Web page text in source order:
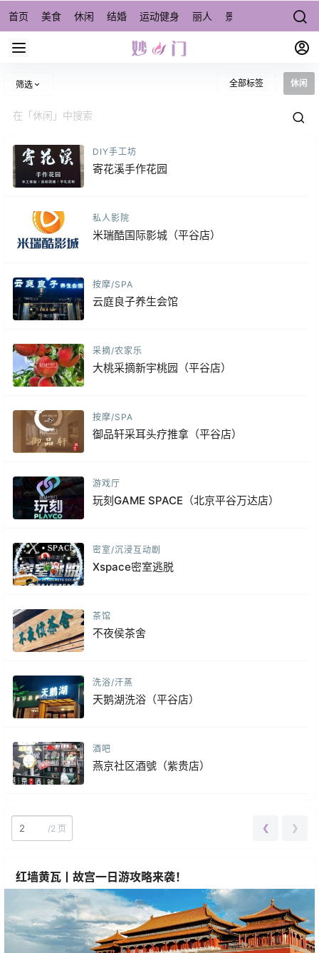
首页 美食 休闲 结婚 运动健身 丽人 景点/周边游 宠物
筛选 全部标签 休闲
DIY手工坊
寄花溪手作花园
私人影院
米瑞酷国际影城（平谷店）
按摩/SPA
云庭良子养生会馆
采摘/农家乐
大桃采摘新宇桃园（平谷店）
按摩/SPA
御品轩采耳头疗推拿（平谷店）
游戏厅
玩刻GAME SPACE（北京平谷万达店）
密室/沉浸互动剧
Xspace密室逃脱
茶馆
不夜侯茶舍
洗浴/汗蒸
天鹅湖洗浴（平谷店）
酒吧
燕京社区酒號（紫贵店）
/2 页 ❮ ❯
红墙黄瓦丨故宫一日游攻略来袭！